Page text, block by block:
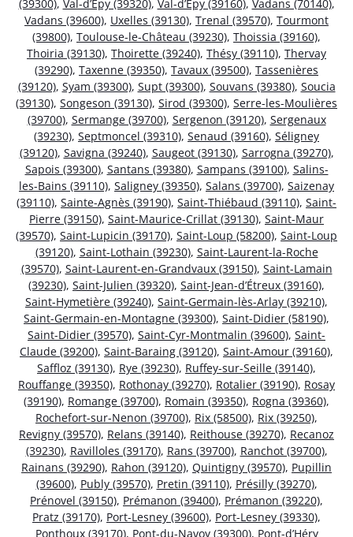
(39300), Val-d’Épy (39320), Val-d’Épy (39160), Vadans (70140),
Vadans (39600), Uxelles (39130), Trenal (39570), Tourmont
(39800), Toulouse-le-Château (39230), Thoissia (39160),
Thoiria (39130), Thoirette (39240), Thésy (39110), Thervay
(39290), Taxenne (39350), Tavaux (39500), Tassenières
(39120), Syam (39300), Supt (39300), Souvans (39380), Soucia
(39130), Songeson (39130), Sirod (39300), Serre-les-Moulières
(39700), Sermange (39700), Sergenon (39120), Sergenaux
(39230), Septmoncel (39310), Senaud (39160), Séligney
(39120), Savigna (39240), Saugeot (39130), Sarrogna (39270),
Sapois (39300), Santans (39380), Sampans (39100), Salins-
les-Bains (39110), Saligney (39350), Salans (39700), Saizenay
(39110), Sainte-Agnès (39190), Saint-Thiébaud (39110), Saint-
Pierre (39150), Saint-Maurice-Crillat (39130), Saint-Maur
(39570), Saint-Lupicin (39170), Saint-Loup (58200), Saint-Loup
(39120), Saint-Lothain (39230), Saint-Laurent-la-Roche
(39570), Saint-Laurent-en-Grandvaux (39150), Saint-Lamain
(39230), Saint-Julien (39320), Saint-Jean-d’Étreux (39160),
Saint-Hymetière (39240), Saint-Germain-lès-Arlay (39210),
Saint-Germain-en-Montagne (39300), Saint-Didier (58190),
Saint-Didier (39570), Saint-Cyr-Montmalin (39600), Saint-
Claude (39200), Saint-Baraing (39120), Saint-Amour (39160),
Saffloz (39130), Rye (39230), Ruffey-sur-Seille (39140),
Rouffange (39350), Rothonay (39270), Rotalier (39190), Rosay
(39190), Romange (39700), Romain (39350), Rogna (39360),
Rochefort-sur-Nenon (39700), Rix (58500), Rix (39250),
Revigny (39570), Relans (39140), Reithouse (39270), Recanoz
(39230), Ravilloles (39170), Rans (39700), Ranchot (39700),
Rainans (39290), Rahon (39120), Quintigny (39570), Pupillin
(39600), Publy (39570), Pretin (39110), Présilly (39270),
Prénovel (39150), Prémanon (39400), Prémanon (39220),
Pratz (39170), Port-Lesney (39600), Port-Lesney (39330),
Ponthoux (39170), Pont-du-Navoy (39300), Pont-d’Héry